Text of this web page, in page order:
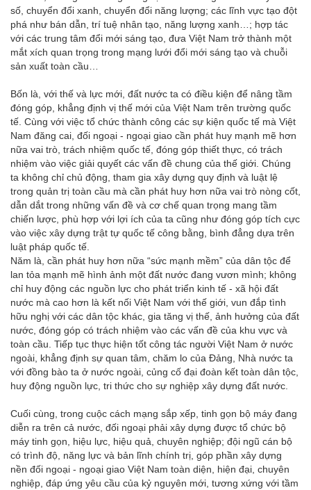
số, chuyển đổi xanh, chuyển đổi năng lượng; các lĩnh vực tạo đột
phá như bán dẫn, trí tuệ nhân tạo, năng lượng xanh…; hợp tác
với các trung tâm đổi mới sáng tạo, đưa Việt Nam trở thành một
mắt xích quan trọng trong mạng lưới đổi mới sáng tạo và chuỗi
sản xuất toàn cầu…
Bốn là, với thế và lực mới, đất nước ta có điều kiện để nâng tầm
đóng góp, khẳng định vị thế mới của Việt Nam trên trường quốc
tế. Cùng với việc tổ chức thành công các sự kiện quốc tế mà Việt
Nam đăng cai, đối ngoại - ngoại giao cần phát huy mạnh mẽ hơn
nữa vai trò, trách nhiệm quốc tế, đóng góp thiết thực, có trách
nhiệm vào việc giải quyết các vấn đề chung của thế giới. Chúng
ta không chỉ chủ động, tham gia xây dựng quy định và luật lệ
trong quản trị toàn cầu mà cần phát huy hơn nữa vai trò nòng cốt,
dẫn dắt trong những vấn đề và cơ chế quan trọng mang tầm
chiến lược, phù hợp với lợi ích của ta cũng như đóng góp tích cực
vào việc xây dựng trật tự quốc tế công bằng, bình đẳng dựa trên
luật pháp quốc tế.
Năm là, cần phát huy hơn nữa “sức mạnh mềm” của dân tộc để
lan tỏa mạnh mẽ hình ảnh một đất nước đang vươn mình; không
chỉ huy động các nguồn lực cho phát triển kinh tế - xã hội đất
nước mà cao hơn là kết nối Việt Nam với thế giới, vun đắp tình
hữu nghị với các dân tộc khác, gia tăng vị thế, ảnh hưởng của đất
nước, đóng góp có trách nhiệm vào các vấn đề của khu vực và
toàn cầu. Tiếp tục thực hiện tốt công tác người Việt Nam ở nước
ngoài, khẳng định sự quan tâm, chăm lo của Đảng, Nhà nước ta
với đồng bào ta ở nước ngoài, củng cố đại đoàn kết toàn dân tộc,
huy động nguồn lực, tri thức cho sự nghiệp xây dựng đất nước.
Cuối cùng, trong cuộc cách mạng sắp xếp, tinh gọn bộ máy đang
diễn ra trên cả nước, đối ngoại phải xây dựng được tổ chức bộ
máy tinh gọn, hiệu lực, hiệu quả, chuyên nghiệp; đội ngũ cán bộ
có trình độ, năng lực và bản lĩnh chính trị, góp phần xây dựng
nền đối ngoại - ngoại giao Việt Nam toàn diện, hiện đại, chuyên
nghiệp, đáp ứng yêu cầu của kỷ nguyên mới, tương xứng với tầm